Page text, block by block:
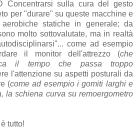
Concentrarsi sulla cura del gesto
per "durare" su queste macchine e
statiche in generale; da
molto sottovalutate, ma in realtà
come ad esempio
il monitor dell'attrezzo (che
il tempo che passa troppo
l'attenzione su aspetti posturali da
(come ad esempio i gomiti larghi e
la schiena curva su remoergometro
tutto!